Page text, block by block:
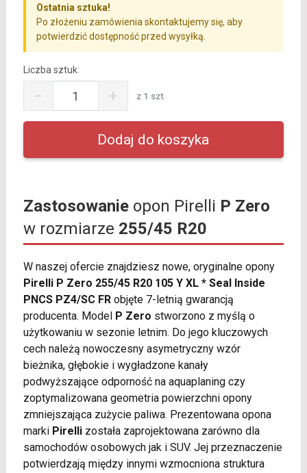
Ostatnia sztuka!
Po złożeniu zamówienia skontaktujemy się, aby
potwierdzić dostępność przed wysyłką.
Liczba sztuk:
− + z 1 szt.
Zastosowanieopon Pirelli P Zero
w rozmiarze 255/45 R20
W naszej ofercie znajdziesz nowe, oryginalne opony
Pirelli P Zero 255/45 R20 105 Y XL * Seal Inside
PNCS PZ4/SC FRobjęte 7-letnią gwarancją
producenta. Model P Zero stworzono z myślą o
użytkowaniu w sezonie letnim. Do jego kluczowych
cech należą nowoczesny asymetryczny wzór
bieżnika, głębokie i wygładzone kanały
podwyższające odporność na aquaplaning czy
zoptymalizowana geometria powierzchni opony
zmniejszająca zużycie paliwa. Prezentowana opona
marki Pirellizostała zaprojektowana zarówno dla
samochodów osobowych jak i SUV. Jej przeznaczenie
potwierdzają między innymi wzmocniona struktura